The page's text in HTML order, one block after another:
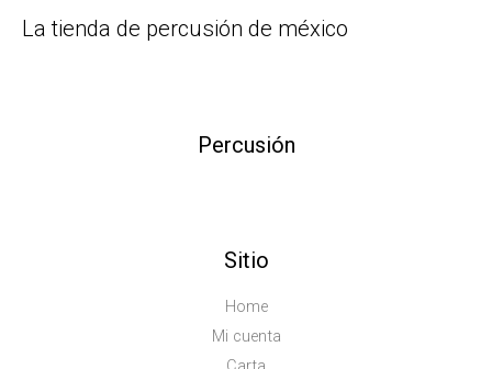
La tienda de percusión de méxico
Percusión
Sitio
Home
Mi cuenta